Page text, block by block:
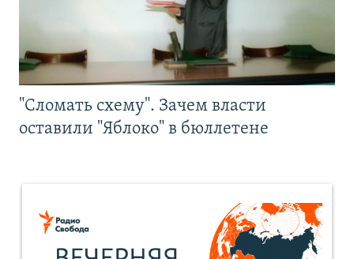
"Сломать схему". Зачем власти
оставили "Яблоко" в бюллетене